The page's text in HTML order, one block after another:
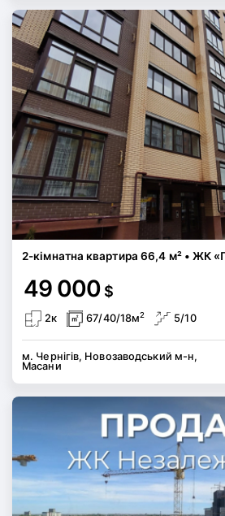
2-кімнатна квартира 66,4 м² • ЖК
49 000 $
2к 67/40/18м2 5/10
м. Чернігів, Новозаводський м-н,
Масани